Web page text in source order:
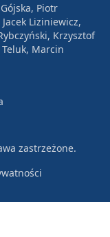
Piotr
Liziniewicz,
Krzysztof
Teluk, Marcin
zastrzeżone.